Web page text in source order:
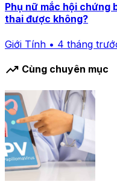
Phụ nữ mắc hội chứng
thai được không?
Giới Tính • 4 tháng
trending_up Cùng chuyên mục